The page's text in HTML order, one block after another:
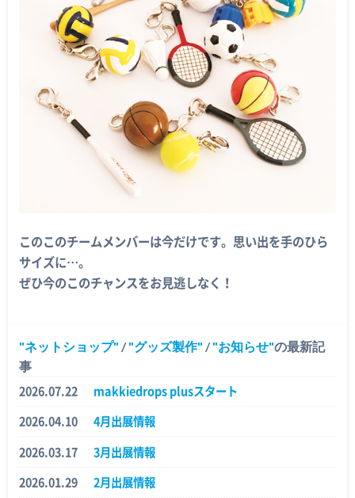
このこのチームメンバーは今だけです。思い出を手のひら
サイズに…。
ぜひ今のこのチャンスをお見逃しなく！
ネットショップ / グッズ製作 / お知らせ の最新記
事
2026.07.22 makkiedrops plusスタート
2026.04.10 4月出展情報
2026.03.17 3月出展情報
2026.01.29 2月出展情報